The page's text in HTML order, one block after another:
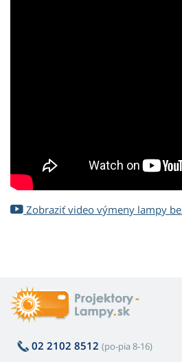
Zobraziť video výmeny lampy
02 2102 8512 (po-pia 8-16)